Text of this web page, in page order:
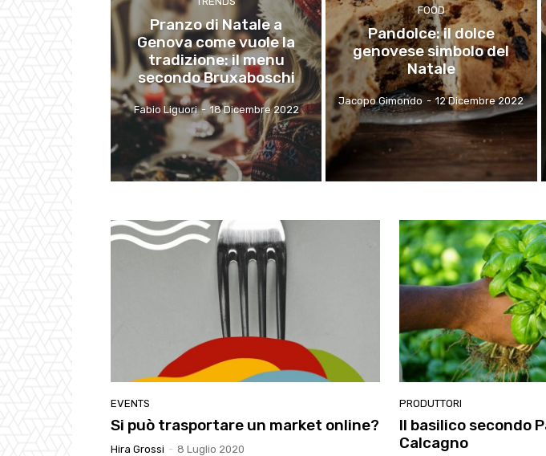
Pranzo di Natale a
Genova come vuole la
tradizione: il menu
secondo Bruxaboschi
Fabio Liguori - 18 Dicembre 2022
FOOD
Pandolce: il dolce
genovese simbolo del
Natale
Jacopo Gimondo - 12 Dicembre 2022
EVENTS
Si può trasportare un market online?
Hira Grossi - 8 Luglio 2020
PRODUTTORI
Il basilico secondo
Calcagno